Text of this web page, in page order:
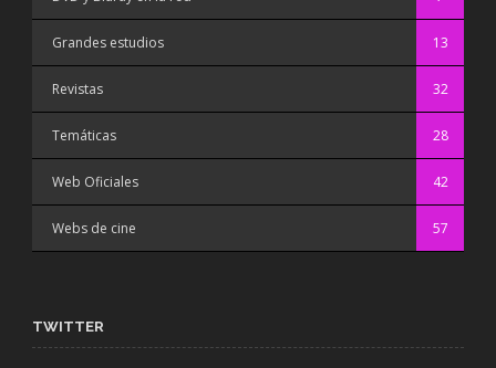
Grandes estudios 13
Revistas 32
Temáticas 28
Web Oficiales 42
Webs de cine 57
TWITTER